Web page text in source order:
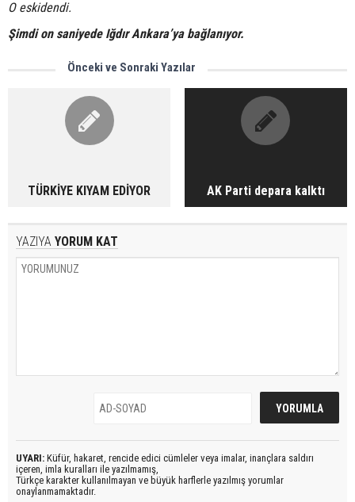
O eskidendi.
Şimdi on saniyede Iğdır Ankara’ya bağlanıyor.
Önceki ve Sonraki Yazılar
TÜRKİYE KIYAM EDİYOR AK Parti depara kalktı
YAZIYA YORUM KAT
UYARI: Küfür, hakaret, rencide edici cümleler veya imalar, inançlara saldırı
içeren, imla kuralları ile yazılmamış,
Türkçe karakter kullanılmayan ve büyük harflerle yazılmış yorumlar
onaylanmamaktadır.